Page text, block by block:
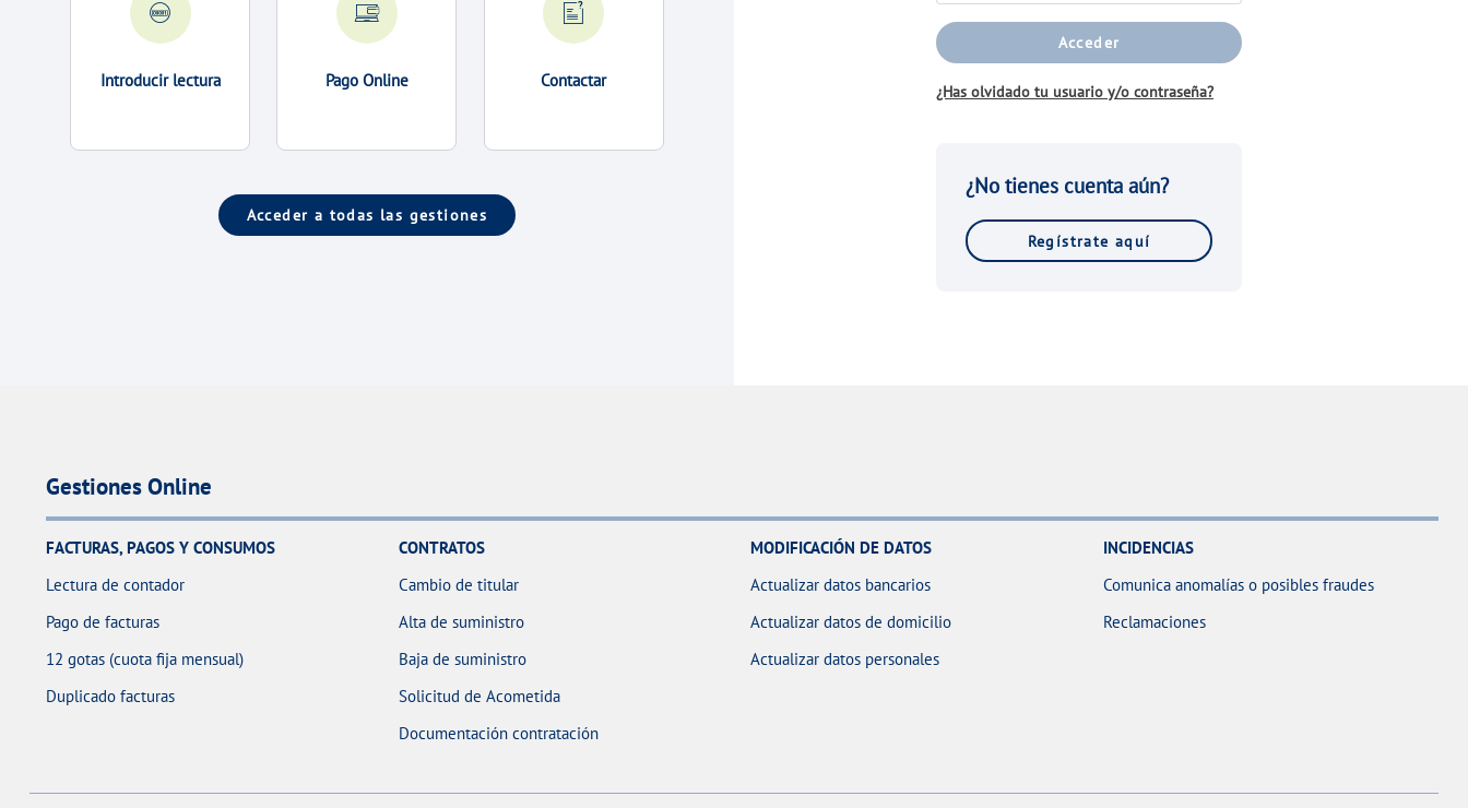
Introducir lectura Pago Online Contactar
Acceder a todas las gestiones
Acceder
¿Has olvidado tu usuario y/o contraseña?
¿No tienes cuenta aún?
Regístrate aquí
Gestiones Online
FACTURAS, PAGOS Y CONSUMOS
Lectura de contador
Pago de facturas
12 gotas (cuota fija mensual)
Duplicado facturas
CONTRATOS
Cambio de titular
Alta de suministro
Baja de suministro
Solicitud de Acometida
Documentación contratación
MODIFICACIÓN DE DATOS
Actualizar datos bancarios
Actualizar datos de domicilio
Actualizar datos personales
INCIDENCIAS
Comunica anomalías o posibles fraudes
Reclamaciones